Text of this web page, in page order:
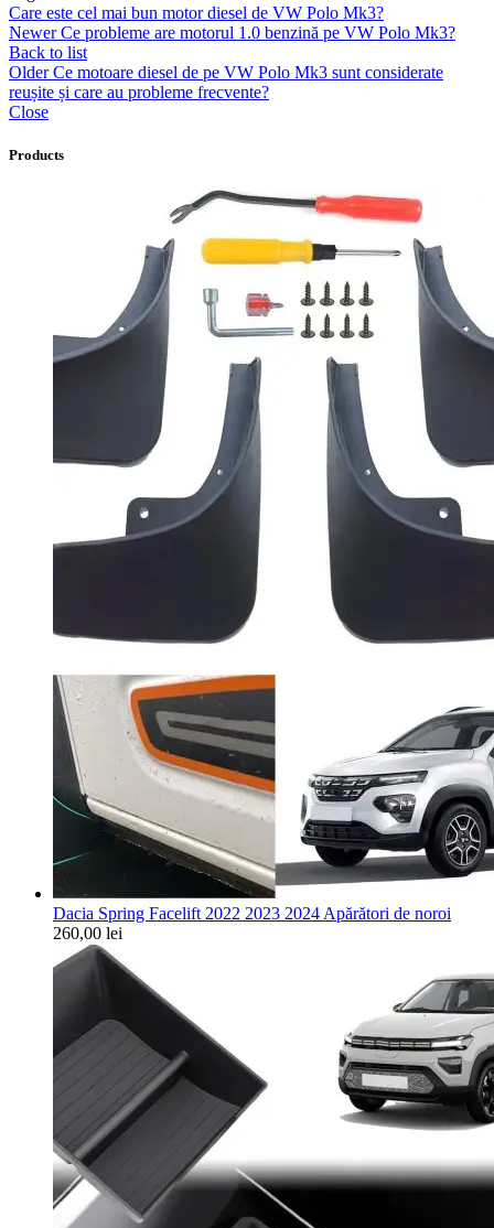
Care este cel mai bun motor diesel de VW Polo Mk3?
Newer Ce probleme are motorul 1.0 benzină pe VW Polo Mk3?
Back to list
Older Ce motoare diesel de pe VW Polo Mk3 sunt considerate
reușite și care au probleme frecvente?
Close
Products
Dacia Spring Facelift 2022 2023 2024 Apărători de noroi
260,00 lei